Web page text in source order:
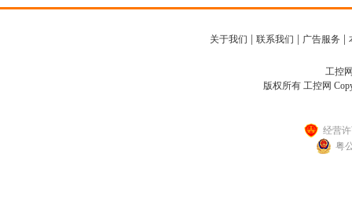
关于我们 联系我们 广告服务
工控
版权所有 工控网
经营
粤